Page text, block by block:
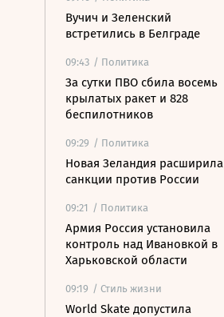
Вучич и Зеленский
встретились в Белграде
09:43 / Политика
За сутки ПВО сбила восемь
крылатых ракет и 828
беспилотников
09:29 / Политика
Новая Зеландия расширила
санкции против России
09:21 / Политика
Армия Россия установила
контроль над Ивановкой в
Харьковской области
09:19 / Стиль жизни
World Skate допустила